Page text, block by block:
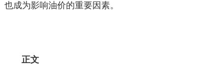
也成为影响油价的重要因素。
正文